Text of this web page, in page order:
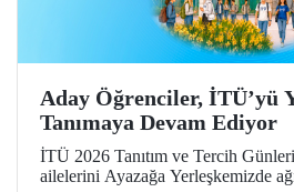
Aday Öğrenciler, İTÜ’yü
Tanımaya Devam Ediyor
İTÜ 2026 Tanıtım ve Tercih
ailelerini Ayazağa Yerleşkemizde